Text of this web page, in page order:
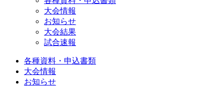
大会情報
お知らせ
大会結果
試合速報
各種資料・申込書類
大会情報
お知らせ